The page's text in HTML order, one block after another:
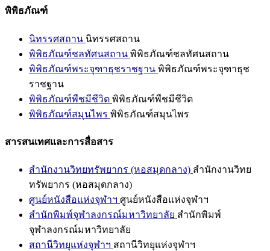
พิพิธภัณฑ์
นิทรรศสถาน นิทรรศสถาน
พิพิธภัณฑ์ชลทัศนสถาน พิพิธภัณฑ์ชลทัศนสถาน
พิพิธภัณฑ์พระจุฑาธุชราชฐาน พิพิธภัณฑ์พระจุฑาธุช
ราชฐาน
พิพิธภัณฑ์พืชมีชีวิต พิพิธภัณฑ์พืชมีชีวิต
พิพิธภัณฑ์สมุนไพร พิพิธภัณฑ์สมุนไพร
สารสนเทศและการสื่อสาร
สำนักงานวิทยทรัพยากร (หอสมุดกลาง) สำนักงานวิทย
ทรัพยากร (หอสมุดกลาง)
ศูนย์หนังสือแห่งจุฬาฯ ศูนย์หนังสือแห่งจุฬาฯ
สำนักพิมพ์จุฬาลงกรณ์มหาวิทยาลัย สำนักพิมพ์
จุฬาลงกรณ์มหาวิทยาลัย
สถานีวิทยุแห่งจุฬาฯ สถานีวิทยุแห่งจุฬาฯ